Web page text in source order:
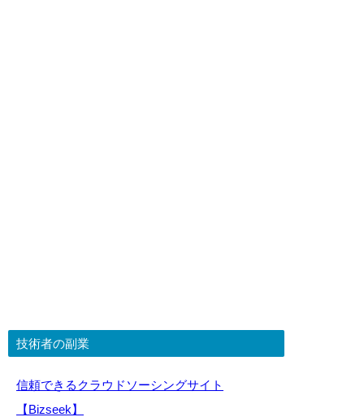
技術者の副業
信頼できるクラウドソーシングサイト
【Bizseek】